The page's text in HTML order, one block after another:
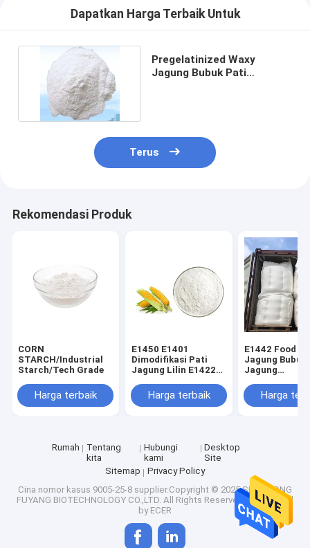
Tentang kita
Kontrol kualitas
Hubungi kami
Semua Kasus
Pemanis Erythritol Organik
Pemanis Erythritol Bubuk
Pengganti Pemanis Erythritol
Dapatkan Harga Terbaik Untuk
Pregelatinized Waxy
Jagung Bubuk Pati
Terus
Rekomendasi Produk
CORN
STARCH/Industrial
Starch/Tech Grade
Harga terbaik
E1450 E1401
Dimodifikasi Pati
Jagung Lilin E1422
Jumlah Besar
Harga terbaik
E1442 Food
Jagung Bubuk
Jagung
Fosfat
Tepung
Harga
Rumah
Tentang
kita
Hubungi
kami
Desktop
Site
Sitemap
Privacy Policy
Cina nomor kasus 9005-25-8 supplier.Copyright © 2025 SHANDONG
FUYANG BIOTECHNOLOGY CO.,LTD. All Rights Reserved. Developed
by ECER